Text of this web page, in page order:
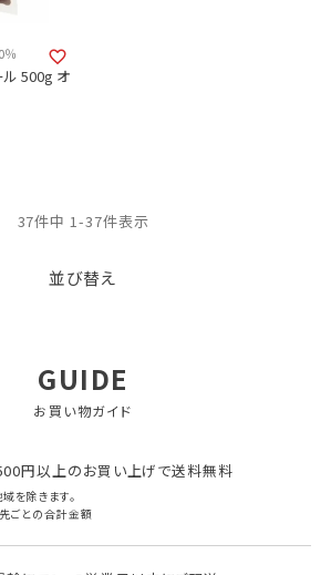
％
ル 500g オ
並び替え
37件中 1-37件表示
GUIDE
お買い物ガイド
円以上のお買い上げで送料無料
を除きます。
ごとの合計金額